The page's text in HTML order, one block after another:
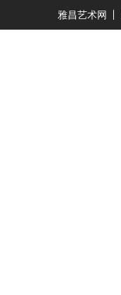
雅昌艺术网